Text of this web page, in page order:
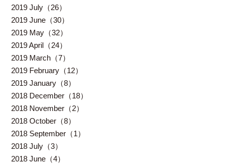
2019 July（26）
2019 June（30）
2019 May（32）
2019 April（24）
2019 March（7）
2019 February（12）
2019 January（8）
2018 December（18）
2018 November（2）
2018 October（8）
2018 September（1）
2018 July（3）
2018 June（4）